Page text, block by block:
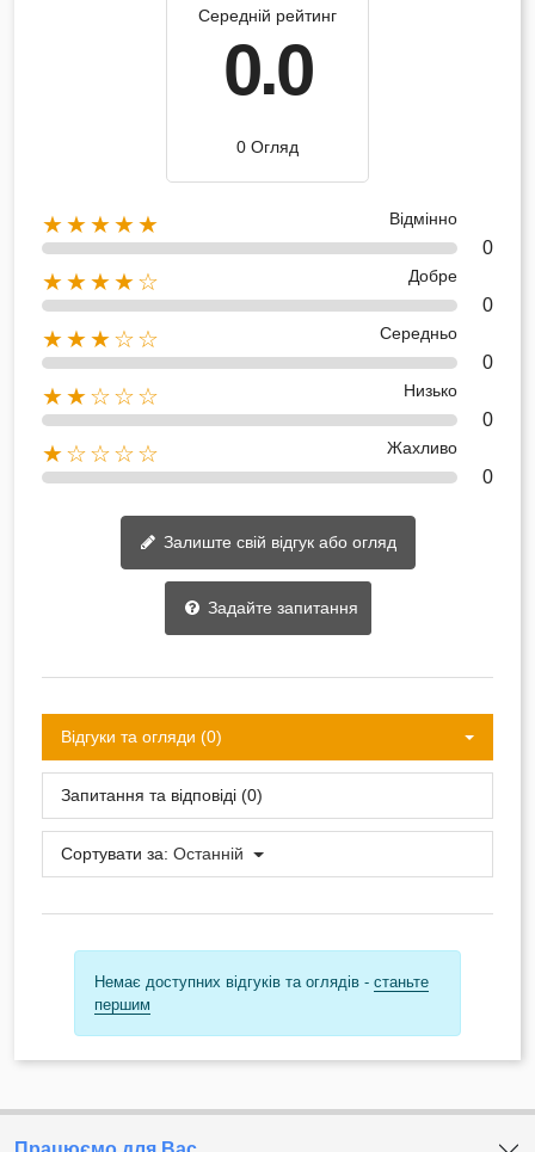
Середній рейтинг
0.0
0 Огляд
★★★★★ Відмінно
0
★★★★☆ Добре
0
★★★☆☆ Середньо
0
★★☆☆☆ Низько
0
★☆☆☆☆ Жахливо
0
Залиште свій відгук або огляд
Задайте запитання
Відгуки та огляди (0)
Запитання та відповіді (0)
Сортувати за: Останній
Немає доступних відгуків та оглядів - станьте
першим